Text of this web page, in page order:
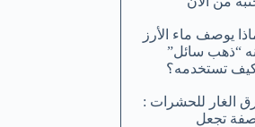
يوصف ماء الأرز
“ذهب سائل”
تستخدمه؟
الغار للحشرات :
تجعل